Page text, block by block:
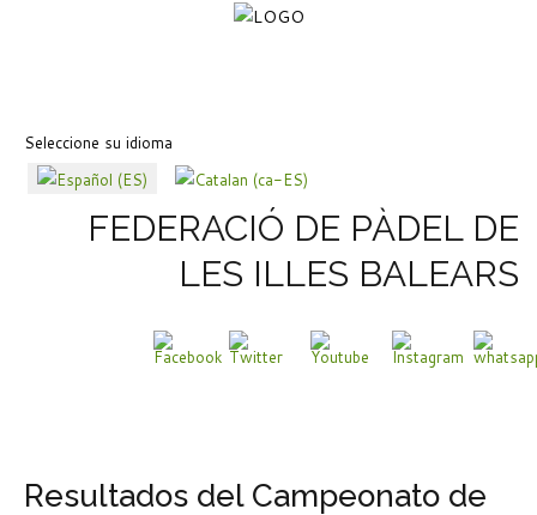
Seleccione su idioma
FEDERACIÓ DE PÀDEL DE
LES ILLES BALEARS
Resultados del Campeonato de